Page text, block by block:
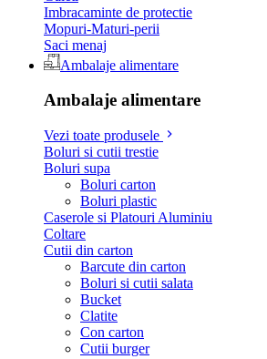
Imbracaminte de protectie
Mopuri-Maturi-perii
Saci menaj
Ambalaje alimentare
Ambalaje alimentare
Vezi toate produsele
Boluri si cutii trestie
Boluri supa
Boluri carton
Boluri plastic
Caserole si Platouri Aluminiu
Coltare
Cutii din carton
Barcute din carton
Boluri si cutii salata
Bucket
Clatite
Con carton
Cutii burger